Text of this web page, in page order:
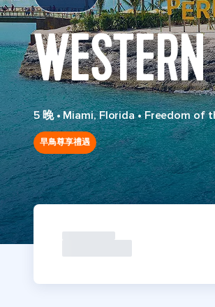
5 晚•Miami, Florida•Freedom of
早鳥尊享禮遇